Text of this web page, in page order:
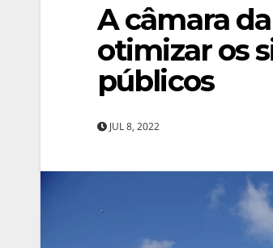
A câmara
otimizar os
públicos
JUL 8, 2022